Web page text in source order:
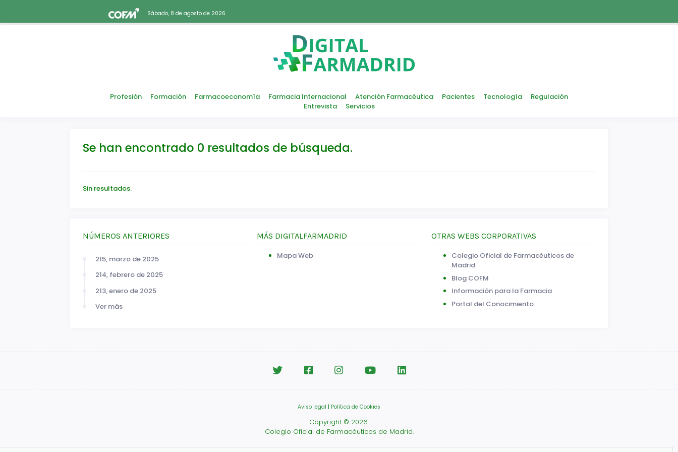
Sábado, 8 de agosto de 2026
Profesión Formación Farmacoeconomía Farmacia Internacional Atención Farmacéutica Pacientes Tecnología
Regulación
Entrevista
Servicios
Se han encontrado 0 resultados de búsqueda.
Sin resultados.
NÚMEROS ANTERIORES
215, marzo de 2025
214, febrero de 2025
213, enero de 2025
Ver más
MÁS DIGITALFARMADRID
Mapa Web
OTRAS WEBS CORPORATIVAS
Colegio Oficial de Farmacéuticos de
Madrid
Blog COFM
Información para la Farmacia
Portal del Conocimiento
Aviso legal | Política de Cookies
Copyright © 2026.
Colegio Oficial de Farmacéuticos de Madrid.